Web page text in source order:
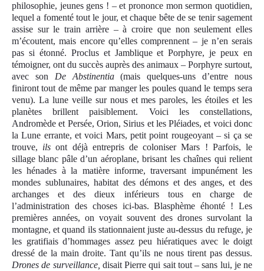
philosophie, jeunes gens ! – et prononce mon sermon quotidien,
lequel a fomenté tout le jour, et chaque bête de se tenir sagement
assise sur le train arrière – à croire que non seulement elles
m’écoutent, mais encore qu’elles comprennent – je n’en serais
pas si étonné. Proclus et Jamblique et Porphyre, je peux en
témoigner, ont du succès auprès des animaux – Porphyre surtout,
avec son De Abstinentia(mais quelques-uns d’entre nous
finiront tout de même par manger les poules quand le temps sera
venu). La lune veille sur nous et mes paroles, les étoiles et les
planètes brillent paisiblement. Voici les constellations,
Andromède et Persée, Orion, Sirius et les Pléiades, et voici donc
la Lune errante, et voici Mars, petit point rougeoyant – si ça se
trouve, ils ont déjà entrepris de coloniser Mars ! Parfois, le
sillage blanc pâle d’un aéroplane, brisant les chaînes qui relient
leshénades à la matière informe, traversant impunément les
mondes sublunaires, habitat des démons et des anges, et des
archanges et des dieux inférieurs tous en charge de
l’administration des choses ici-bas. Blasphème éhonté ! Les
premières années, on voyait souvent des drones survolant la
montagne, et quand ils stationnaient juste au-dessus du refuge, je
les gratifiais d’hommages assez peu hiératiques avec le doigt
dressé de la main droite. Tant qu’ils ne nous tirent pas dessus.
Drones de surveillance, disait Pierre qui sait tout – sans lui, je ne